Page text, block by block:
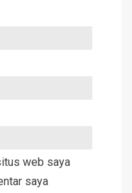
web saya
saya